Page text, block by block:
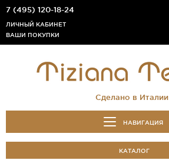
7 (495) 120-18-24
ЛИЧНЫЙ КАБИНЕТ
ВАШИ ПОКУПКИ
Сделано в Италии
НАВИГАЦИЯ
КАТАЛОГ